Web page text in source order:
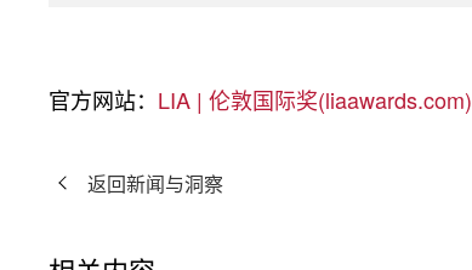
官方网站： LIA | 伦敦国际奖(liaawards.com)
返回新闻与洞察